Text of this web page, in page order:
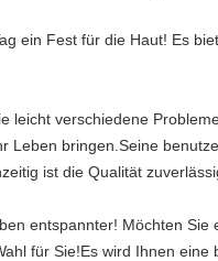
ein Fest für die Haut! Es
leicht verschiedene
Leben bringen.Seine
ist die Qualität
entspannter! Möchten
für Sie!Es wird Ihnen